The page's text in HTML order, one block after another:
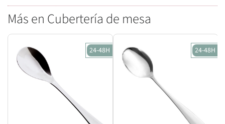
Más en Cubertería de mesa
24-48H 24-48H